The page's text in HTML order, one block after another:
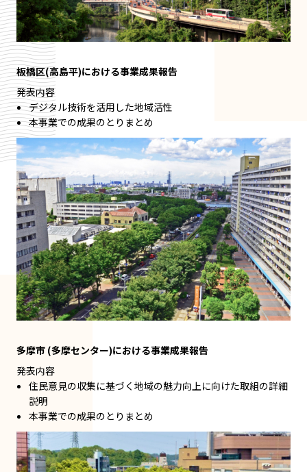
板橋区(高島平)における事業成果報告
発表内容
デジタル技術を活用した地域活性
本事業での成果のとりまとめ
多摩市 (多摩センター)における事業成果報告
発表内容
住民意見の収集に基づく地域の魅力向上に向けた取組の詳細
説明
本事業での成果のとりまとめ